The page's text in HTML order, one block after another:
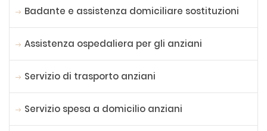
Badante e assistenza domiciliare sostituzioni
Assistenza ospedaliera per gli anziani
Servizio di trasporto anziani
Servizio spesa a domicilio anziani